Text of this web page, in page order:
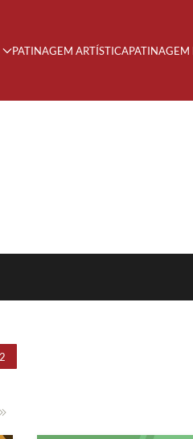
PATINAGEM ARTÍSTICAPATINAGEM